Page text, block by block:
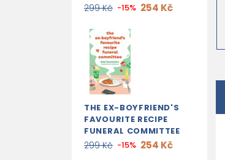
299 Kč -15% 254 Kč
THE EX-BOYFRIEND'S
FAVOURITE RECIPE
FUNERAL COMMITTEE
299 Kč -15% 254 Kč